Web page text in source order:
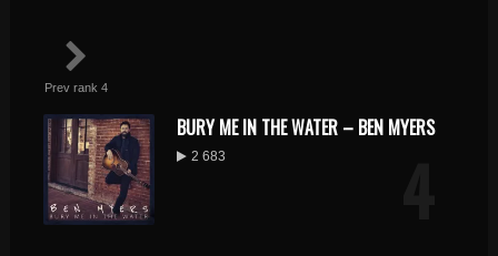
Prev rank 4
BURY ME IN THE WATER – BEN MYERS
2 683